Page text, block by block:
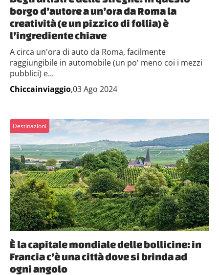
borgo d’autore a un’ora da Roma la
creatività (e un pizzico di follia) è
l’ingrediente chiave
A circa un'ora di auto da Roma, facilmente
raggiungibile in automobile (un po' meno coi i mezzi
pubblici) e...
Chiccainviaggio,03 Ago 2024
Destinazioni
È la capitale mondiale delle bollicine: in
Francia c’è una città dove si brinda ad
ogni angolo